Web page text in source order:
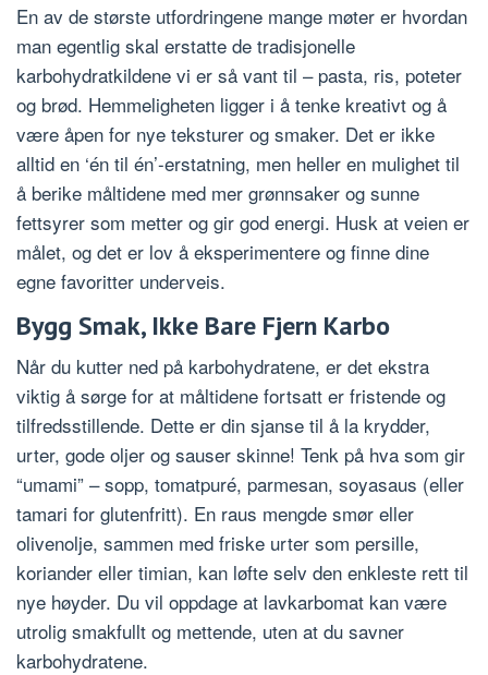
En av de største utfordringene mange møter er hvordan
man egentlig skal erstatte de tradisjonelle
karbohydratkildene vi er så vant til – pasta, ris, poteter
og brød. Hemmeligheten ligger i å tenke kreativt og å
være åpen for nye teksturer og smaker. Det er ikke
alltid en ‘én til én’-erstatning, men heller en mulighet til
å berike måltidene med mer grønnsaker og sunne
fettsyrer som metter og gir god energi. Husk at veien er
målet, og det er lov å eksperimentere og finne dine
egne favoritter underveis.
Bygg Smak, Ikke Bare Fjern Karbo
Når du kutter ned på karbohydratene, er det ekstra
viktig å sørge for at måltidene fortsatt er fristende og
tilfredsstillende. Dette er din sjanse til å la krydder,
urter, gode oljer og sauser skinne! Tenk på hva som gir
“umami” – sopp, tomatpuré, parmesan, soyasaus (eller
tamari for glutenfritt). En raus mengde smør eller
olivenolje, sammen med friske urter som persille,
koriander eller timian, kan løfte selv den enkleste rett til
nye høyder. Du vil oppdage at lavkarbomat kan være
utrolig smakfullt og mettende, uten at du savner
karbohydratene.